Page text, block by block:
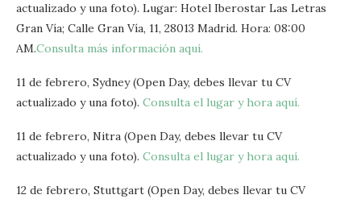
actualizado y una foto). Lugar: Hotel Iberostar Las Letras
Gran Vía; Calle Gran Vía, 11, 28013 Madrid. Hora: 08:00
AM.Consulta más información aquí.
11 de febrero, Sydney (Open Day, debes llevar tu CV
actualizado y una foto). Consulta el lugar y hora aquí.
11 de febrero, Nitra (Open Day, debes llevar tu CV
actualizado y una foto). Consulta el lugar y hora aquí.
12 de febrero, Stuttgart (Open Day, debes llevar tu CV